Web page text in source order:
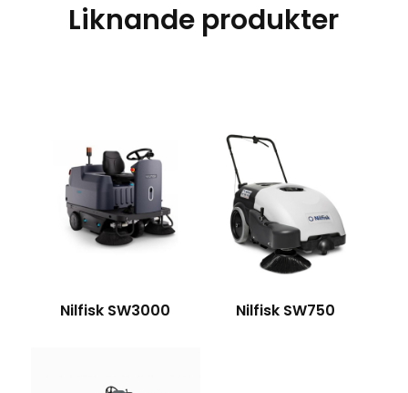
Liknande produkter
Nilfisk SW3000 Nilfisk SW750